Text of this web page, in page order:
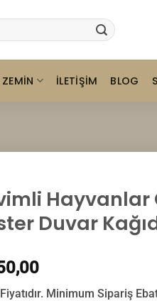
ZEMIN İLETIŞIM BLOG
Hayvanlar
Duvar
Minimum Sipariş